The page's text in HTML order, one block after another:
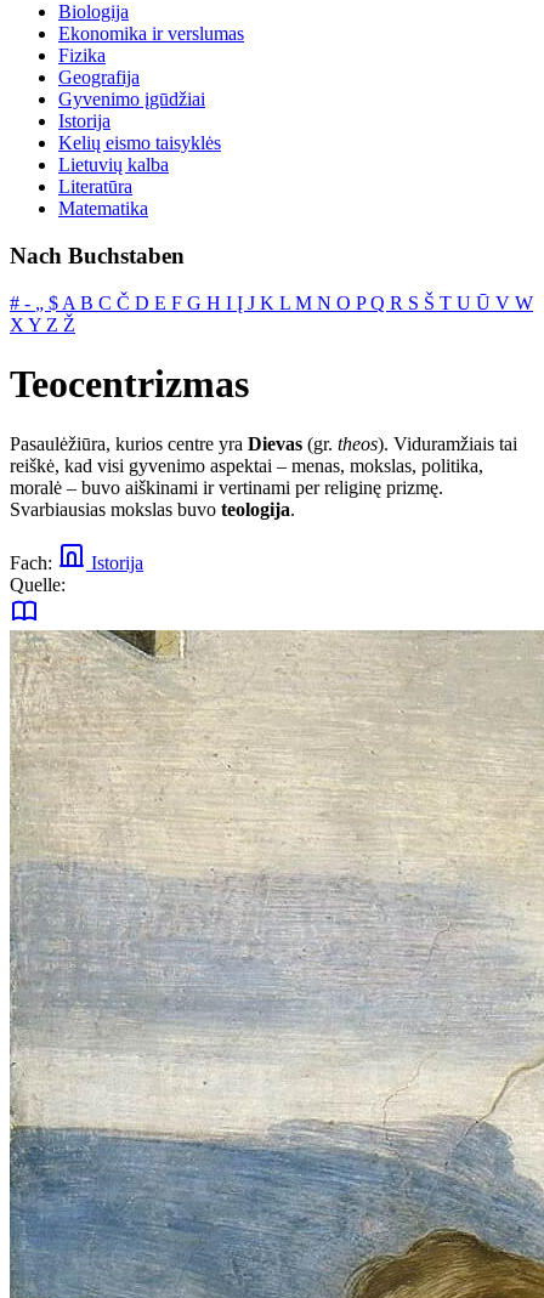
Biologija
Ekonomika ir verslumas
Fizika
Geografija
Gyvenimo įgūdžiai
Istorija
Kelių eismo taisyklės
Lietuvių kalba
Literatūra
Matematika
Nach Buchstaben
# ‐ „ $ A B C Č D E F G H I Į J K L M N O PQ R S Š T U Ū V W
X Y Z Ž
Teocentrizmas
Pasaulėžiūra, kurios centre yra Dievas (gr. theos). Viduramžiais tai
reiškė, kad visi gyvenimo aspektai – menas, mokslas, politika,
moralė – buvo aiškinami ir vertinami per religinę prizmę.
Svarbiausias mokslas buvo teologija.
Fach:
Istorija
Quelle: